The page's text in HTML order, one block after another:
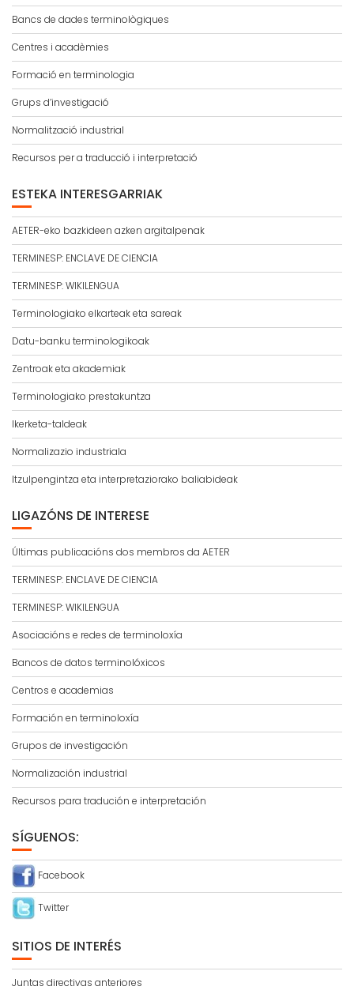
Bancs de dades terminològiques
Centres i acadèmies
Formació en terminologia
Grups d’investigació
Normalització industrial
Recursos per a traducció i interpretació
ESTEKA INTERESGARRIAK
AETER-eko bazkideen azken argitalpenak
TERMINESP: ENCLAVE DE CIENCIA
TERMINESP: WIKILENGUA
Terminologiako elkarteak eta sareak
Datu-banku terminologikoak
Zentroak eta akademiak
Terminologiako prestakuntza
Ikerketa-taldeak
Normalizazio industriala
Itzulpengintza eta interpretaziorako baliabideak
LIGAZÓNS DE INTERESE
Últimas publicacións dos membros da AETER
TERMINESP: ENCLAVE DE CIENCIA
TERMINESP: WIKILENGUA
Asociacións e redes de terminoloxía
Bancos de datos terminolóxicos
Centros e academias
Formación en terminoloxía
Grupos de investigación
Normalización industrial
Recursos para tradución e interpretación
SÍGUENOS:
Facebook
Twitter
SITIOS DE INTERÉS
Juntas directivas anteriores